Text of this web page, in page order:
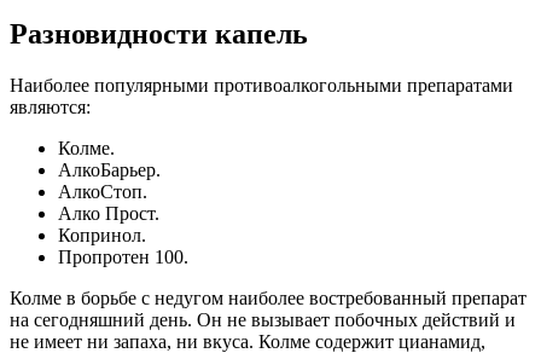
Разновидности капель
Наиболее популярными противоалкогольными препаратами
являются:
Колме.
АлкоБарьер.
АлкоСтоп.
Алко Прост.
Копринол.
Пропротен 100.
Колме в борьбе с недугом наиболее востребованный препарат
на сегодняшний день. Он не вызывает побочных действий и
не имеет ни запаха, ни вкуса. Колме содержит цианамид,